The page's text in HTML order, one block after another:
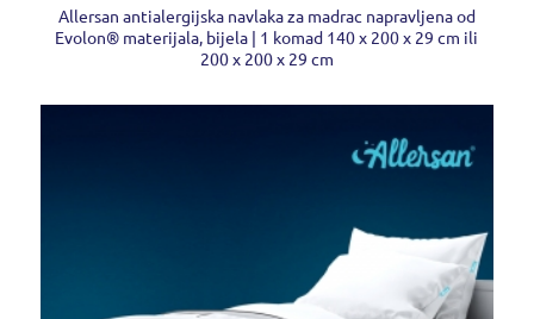
Allersan antialergijska navlaka za madrac napravljena od
Evolon® materijala, bijela | 1 komad 140 x 200 x 29 cm ili
200 x 200 x 29 cm